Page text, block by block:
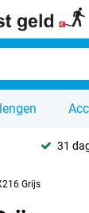
31
Grijs